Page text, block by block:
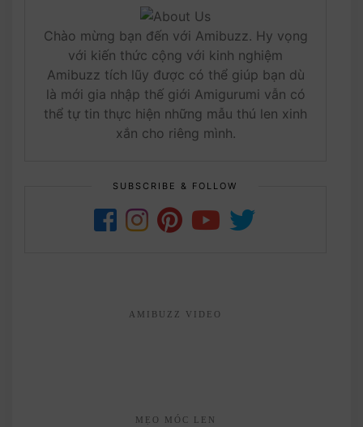
Chào mừng bạn đến với Amibuzz. Hy vọng
với kiến thức cộng với kinh nghiệm
Amibuzz tích lũy được có thể giúp bạn dù
là mới gia nhập thế giới Amigurumi vẫn có
thể tự tin thực hiện những mẫu thú len xinh
xắn cho riêng mình.
SUBSCRIBE & FOLLOW
AMIBUZZ VIDEO
MẸO MÓC LEN